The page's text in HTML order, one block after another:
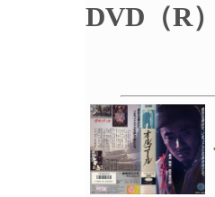
DVD（R）